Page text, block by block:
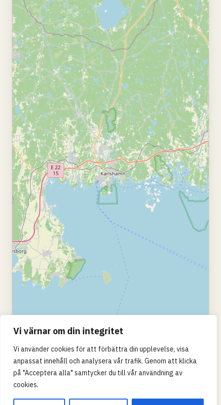
Vi värnar om din integritet
Vi använder cookies för att förbättra din upplevelse, visa
anpassat innehåll och analysera vår trafik. Genom att klicka
på "Acceptera alla" samtycker du till vår användning av
cookies.